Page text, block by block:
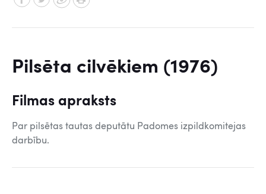
Pilsēta cilvēkiem (1976)
Filmas apraksts
Par pilsētas tautas deputātu Padomes izpildkomitejas
darbību.